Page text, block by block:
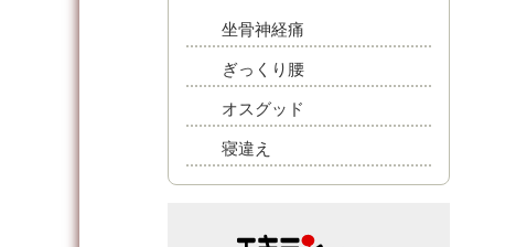
坐骨神経痛
ぎっくり腰
オスグッド
寝違え